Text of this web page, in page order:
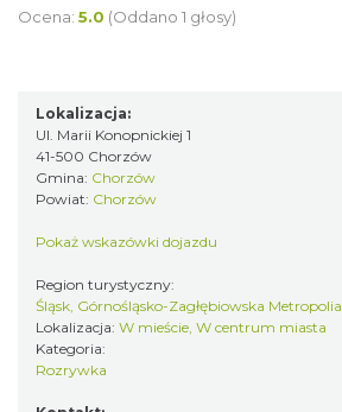
Ocena: 5.0 (Oddano 1 głosy)
Lokalizacja:
Ul. Marii Konopnickiej 1
41-500 Chorzów
Gmina: Chorzów
Powiat: Chorzów
Pokaż wskazówki dojazdu
Region turystyczny:
Śląsk, Górnośląsko-Zagłębiowska Metropolia
Lokalizacja: W mieście, W centrum miasta
Kategoria:
Rozrywka